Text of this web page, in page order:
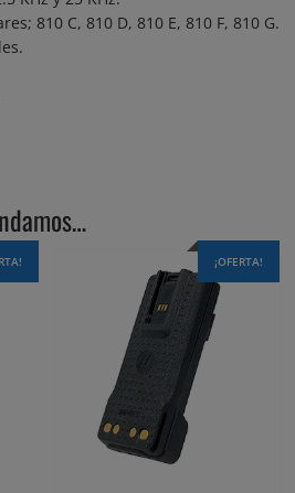
810 C, 810 D, 810 E, 810 F, 810 G.
¡OFERTA!